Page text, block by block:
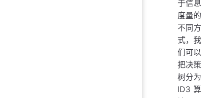
于信息
度量的
不同方
式，我
们可以
把决策
树分为
ID3 算